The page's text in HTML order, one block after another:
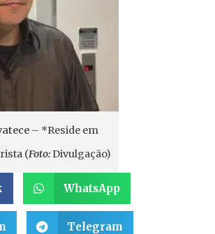
– *Reside em
(Foto:Divulgação)
WhatsApp
Telegram